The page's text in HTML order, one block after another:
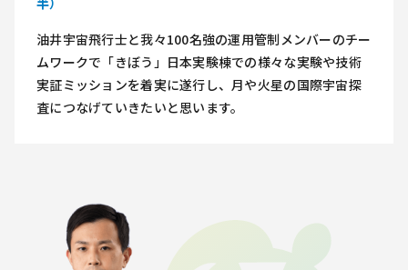
油井宇宙飛行士と我々100名強の運用管制メンバーのチー
ムワークで「きぼう」日本実験棟での様々な実験や技術
実証ミッションを着実に遂行し、月や火星の国際宇宙探
査につなげていきたいと思います。